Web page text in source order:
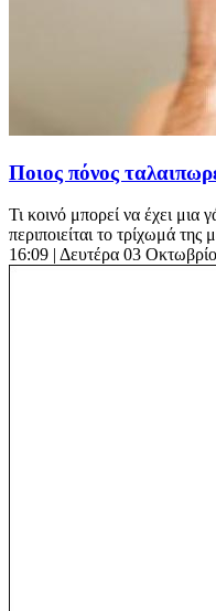
Ποιος πόνος
Τι κοινό μπορεί να έχει μια
περιποιείται το τρίχωμά της
16:09 | Δευτέρα 03